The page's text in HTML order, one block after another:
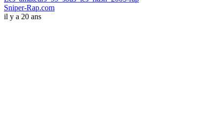
Sniper-Rap.com
il y a 20 ans